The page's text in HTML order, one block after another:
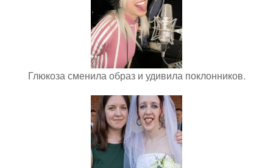
Глюкоза сменила образ и удивила поклонников.